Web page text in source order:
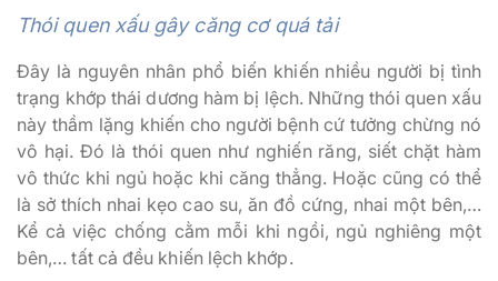
Thói quen xấu gây căng cơ quá tải
Đây là nguyên nhân phổ biến khiến nhiều người bị tình
trạng khớp thái dương hàm bị lệch. Những thói quen xấu
này thầm lặng khiến cho người bệnh cứ tưởng chừng nó
vô hại. Đó là thói quen như nghiến răng, siết chặt hàm
vô thức khi ngủ hoặc khi căng thẳng. Hoặc cũng có thể
là sở thích nhai kẹo cao su, ăn đồ cứng, nhai một bên,…
Kể cả việc chống cằm mỗi khi ngồi, ngủ nghiêng một
bên,… tất cả đều khiến lệch khớp.